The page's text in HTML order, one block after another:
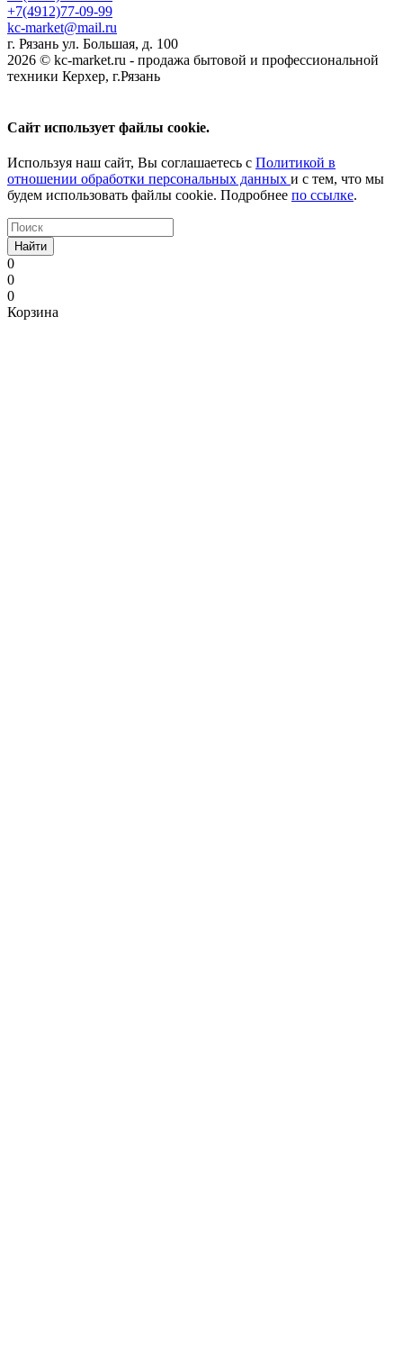
+7(4912)77-09-99
kc-market@mail.ru
г. Рязань ул. Большая, д. 100
2026 © kc-market.ru - продажа бытовой и профессиональной
техники Керхер, г.Рязань
Сайт использует файлы cookie.
Используя наш сайт, Вы соглашаетесь с Политикой в
отношении обработки персональных данных и с тем, что мы
будем использовать файлы cookie. Подробнее по ссылке.
Найти
0
0
0
Корзина